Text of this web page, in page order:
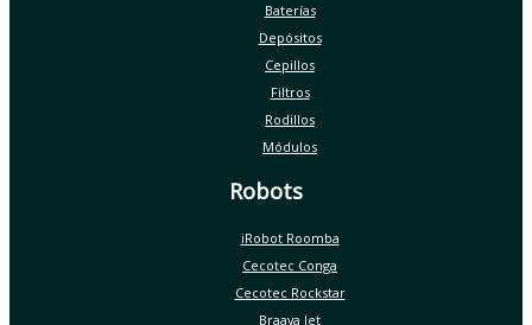
Baterías
Depósitos
Cepillos
Filtros
Rodillos
Módulos
Robots
iRobot Roomba
Cecotec Conga
Cecotec Rockstar
Braava Jet